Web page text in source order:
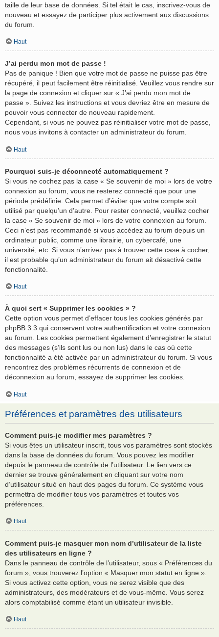
taille de leur base de données. Si tel était le cas, inscrivez-vous de
nouveau et essayez de participer plus activement aux discussions
du forum.
Haut
J’ai perdu mon mot de passe !
Pas de panique ! Bien que votre mot de passe ne puisse pas être
récupéré, il peut facilement être réinitialisé. Veuillez vous rendre sur
la page de connexion et cliquer sur « J’ai perdu mon mot de
passe ». Suivez les instructions et vous devriez être en mesure de
pouvoir vous connecter de nouveau rapidement.
Cependant, si vous ne pouvez pas réinitialiser votre mot de passe,
nous vous invitons à contacter un administrateur du forum.
Haut
Pourquoi suis-je déconnecté automatiquement ?
Si vous ne cochez pas la case « Se souvenir de moi » lors de votre
connexion au forum, vous ne resterez connecté que pour une
période prédéfinie. Cela permet d’éviter que votre compte soit
utilisé par quelqu’un d’autre. Pour rester connecté, veuillez cocher
la case « Se souvenir de moi » lors de votre connexion au forum.
Ceci n’est pas recommandé si vous accédez au forum depuis un
ordinateur public, comme une librairie, un cybercafé, une
université, etc. Si vous n’arrivez pas à trouver cette case à cocher,
il est probable qu’un administrateur du forum ait désactivé cette
fonctionnalité.
Haut
À quoi sert « Supprimer les cookies » ?
Cette option vous permet d’effacer tous les cookies générés par
phpBB 3.3 qui conservent votre authentification et votre connexion
au forum. Les cookies permettent également d’enregistrer le statut
des messages (s’ils sont lus ou non lus) dans le cas où cette
fonctionnalité a été activée par un administrateur du forum. Si vous
rencontrez des problèmes récurrents de connexion et de
déconnexion au forum, essayez de supprimer les cookies.
Haut
Préférences et paramètres des utilisateurs
Comment puis-je modifier mes paramètres ?
Si vous êtes un utilisateur inscrit, tous vos paramètres sont stockés
dans la base de données du forum. Vous pouvez les modifier
depuis le panneau de contrôle de l’utilisateur. Le lien vers ce
dernier se trouve généralement en cliquant sur votre nom
d’utilisateur situé en haut des pages du forum. Ce système vous
permettra de modifier tous vos paramètres et toutes vos
préférences.
Haut
Comment puis-je masquer mon nom d’utilisateur de la liste
des utilisateurs en ligne ?
Dans le panneau de contrôle de l’utilisateur, sous « Préférences du
forum », vous trouverez l’option « Masquer mon statut en ligne ».
Si vous activez cette option, vous ne serez visible que des
administrateurs, des modérateurs et de vous-même. Vous serez
alors comptabilisé comme étant un utilisateur invisible.
Haut